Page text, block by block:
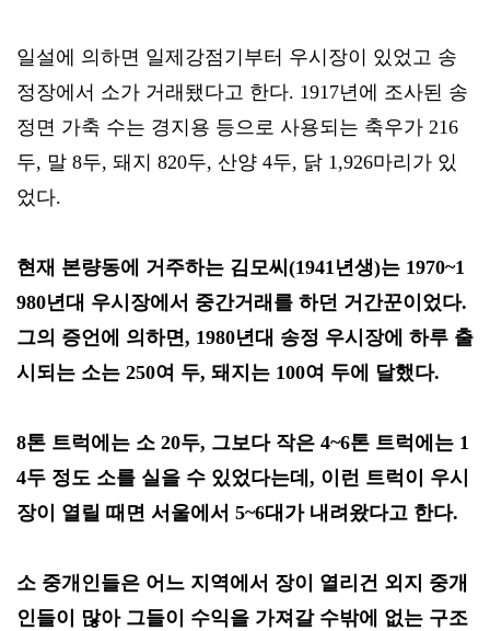
일설에 의하면 일제강점기부터 우시장이 있었고 송
정장에서 소가 거래됐다고 한다. 1917년에 조사된 송
정면 가축 수는 경지용 등으로 사용되는 축우가 216
두, 말 8두, 돼지 820두, 산양 4두, 닭 1,926마리가 있
었다.
현재 본량동에 거주하는 김모씨(1941년생)는 1970~1
980년대 우시장에서 중간거래를 하던 거간꾼이었다.
그의 증언에 의하면, 1980년대 송정 우시장에 하루 출
시되는 소는 250여 두, 돼지는 100여 두에 달했다.
8톤 트럭에는 소 20두, 그보다 작은 4~6톤 트럭에는 1
4두 정도 소를 실을 수 있었다는데, 이런 트럭이 우시
장이 열릴 때면 서울에서 5~6대가 내려왔다고 한다.
소 중개인들은 어느 지역에서 장이 열리건 외지 중개
인들이 많아 그들이 수익을 가져갈 수밖에 없는 구조